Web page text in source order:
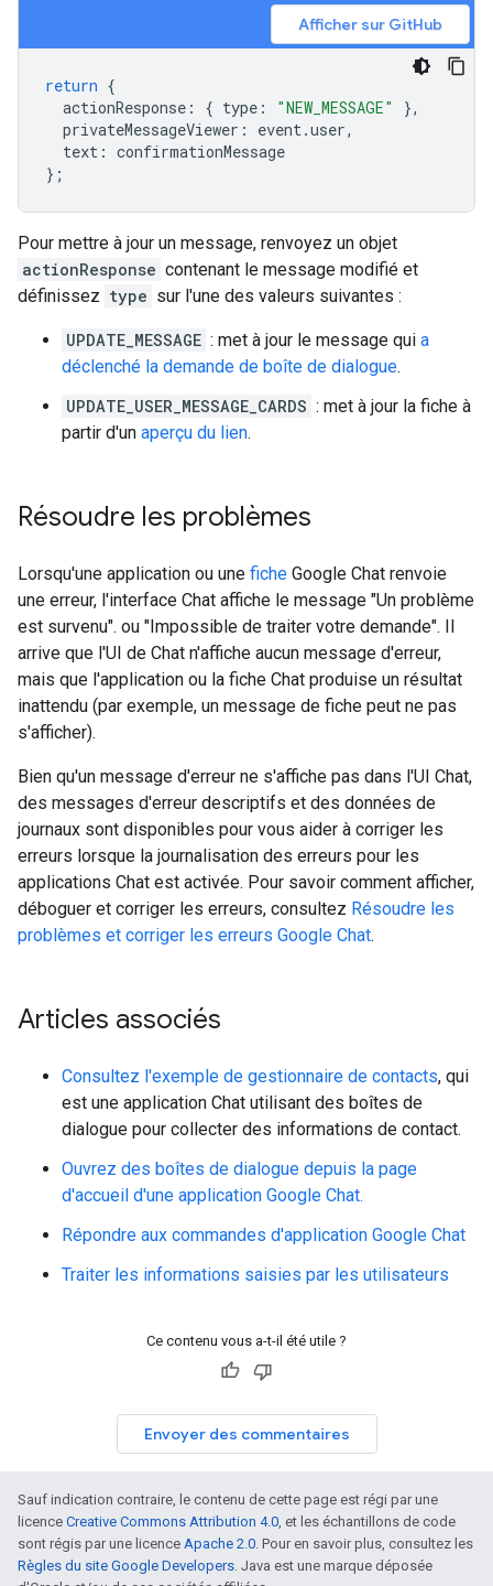
Afficher sur GitHub
return {
actionResponse : { type : "NEW_MESSAGE"
},
privateMessageViewer : event.user,
text : confirmationMessage
};
Pour mettre à jour un message, renvoyez un objet
actionResponse contenant le message modifié et
définissez type sur l'une des valeurs suivantes :
UPDATE_MESSAGE : met à jour le message qui a
déclenché la demande de boîte de dialogue.
UPDATE_USER_MESSAGE_CARDS : met à jour la fiche à
partir d'un aperçu du lien.
Résoudre les problèmes
Lorsqu'une application ou une fiche Google Chat renvoie
une erreur, l'interface Chat affiche le message "Un problème
est survenu". ou "Impossible de traiter votre demande". Il
arrive que l'UI de Chat n'affiche aucun message d'erreur,
mais que l'application ou la fiche Chat produise un résultat
inattendu (par exemple, un message de fiche peut ne pas
s'afficher).
Bien qu'un message d'erreur ne s'affiche pas dans l'UI Chat,
des messages d'erreur descriptifs et des données de
journaux sont disponibles pour vous aider à corriger les
erreurs lorsque la journalisation des erreurs pour les
applications Chat est activée. Pour savoir comment afficher,
déboguer et corriger les erreurs, consultez Résoudre les
problèmes et corriger les erreurs Google Chat.
Articles associés
Consultez l'exemple de gestionnaire de contacts, qui
est une application Chat utilisant des boîtes de
dialogue pour collecter des informations de contact.
Ouvrez des boîtes de dialogue depuis la page
d'accueil d'une application Google Chat.
Répondre aux commandes d'application Google Chat
Traiter les informations saisies par les utilisateurs
Ce contenu vous a-t-il été utile ?
Envoyer des commentaires
Sauf indication contraire, le contenu de cette page est régi par une
licence Creative Commons Attribution 4.0 , et les échantillons de code
sont régis par une licence Apache 2.0 . Pour en savoir plus, consultez les
Règles du site Google Developers . Java est une marque déposée